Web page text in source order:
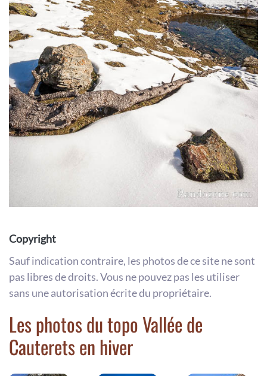
Copyright
Sauf indication contraire, les photos de ce site ne sont
pas libres de droits. Vous ne pouvez pas les utiliser
sans une autorisation écrite du propriétaire.
Les photos du topo Vallée de
Cauterets en hiver